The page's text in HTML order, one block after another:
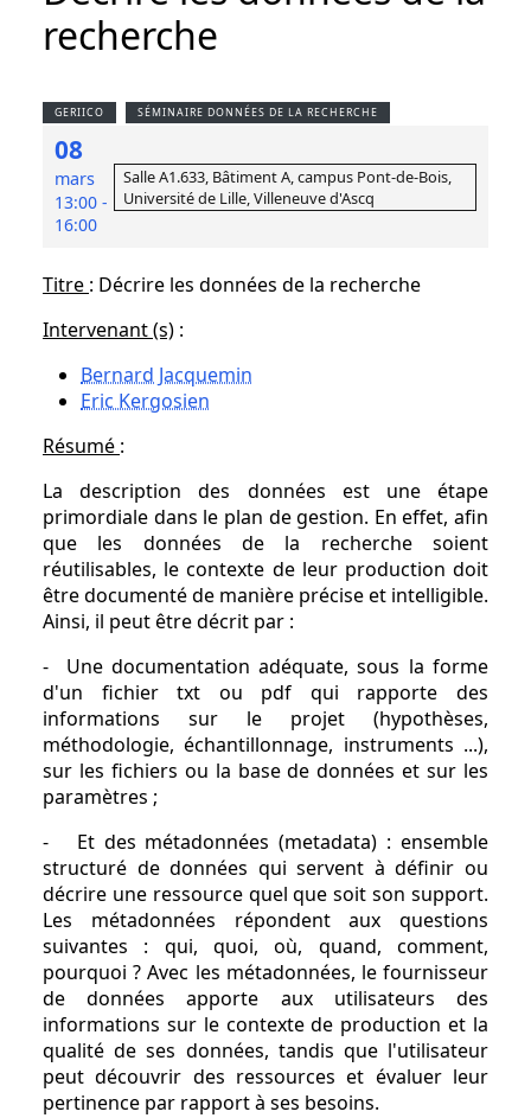
recherche
GERIICO SÉMINAIRE DONNÉES DE LA RECHERCHE
08
mars
13:00 -
16:00
Salle A1.633, Bâtiment A, campus Pont-de-Bois,
Université de Lille, Villeneuve d'Ascq
Titre : Décrire les données de la recherche
Intervenant (s) :
Bernard Jacquemin
Eric Kergosien
Résumé :
La description des données est une étape
primordiale dans le plan de gestion. En effet, afin
que les données de la recherche soient
réutilisables, le contexte de leur production doit
être documenté de manière précise et intelligible.
Ainsi, il peut être décrit par :
- Une documentation adéquate, sous la forme
d'un fichier txt ou pdf qui rapporte des
informations sur le projet (hypothèses,
méthodologie, échantillonnage, instruments ...),
sur les fichiers ou la base de données et sur les
paramètres ;
- Et des métadonnées (metadata) : ensemble
structuré de données qui servent à définir ou
décrire une ressource quel que soit son support.
Les métadonnées répondent aux questions
suivantes : qui, quoi, où, quand, comment,
pourquoi ? Avec les métadonnées, le fournisseur
de données apporte aux utilisateurs des
informations sur le contexte de production et la
qualité de ses données, tandis que l'utilisateur
peut découvrir des ressources et évaluer leur
pertinence par rapport à ses besoins.